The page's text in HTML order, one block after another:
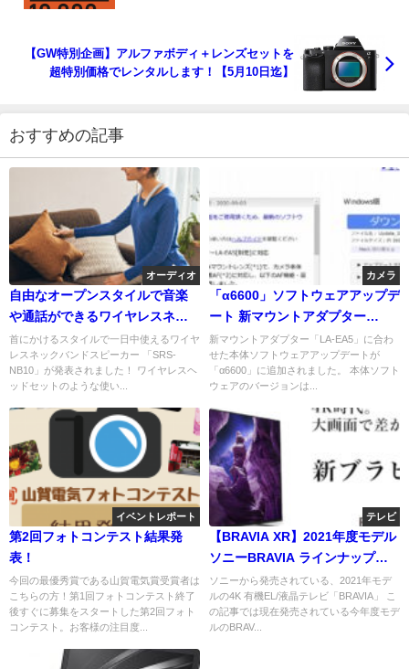
【GW特別企画】アルファボディ＋レンズセットを
超特別価格でレンタルします！【5月10日迄】
おすすめの記事
オーディオ
自由なオープンスタイルで音楽
や通話ができるワイヤレスネッ
クバンドスピーカー「SRS-
NB10」発表！テレワークやテレ
ビ、音楽など幅広く使える首掛
首にかけるスタイルで一日中使えるワイヤ
レスネックバンドスピーカー 「SRS-
NB10」が発表されました！ ワイヤレスヘ
ッドセットのような使い...
カメラ
「α6600」ソフトウェアアップデ
ート 新マウントアダプター
「LA-EA5」に対応
新マウントアダプター「LA-EA5」に合わ
せた本体ソフトウェアアップデートが
「α6600」に追加されました。 本体ソフト
ウェアのバージョンは...
イベントレポート
第2回フォトコンテスト結果発
表！
今回の最優秀賞である山賀電気賞受賞者は
こちらの方！第1回フォトコンテスト終了
後すぐに募集をスタートした第2回フォト
コンテスト。お客様の注目度...
テレビ
【BRAVIA XR】2021年度モデル
ソニーBRAVIA ラインナップ総
まとめ！予算で合わせる 金額別
早見表 【4月】
ソニーから発売されている、2021年モデ
ルの4K 有機EL/液晶テレビ「BRAVIA」 こ
の記事では現在発売されている今年度モデ
ルのBRAV...